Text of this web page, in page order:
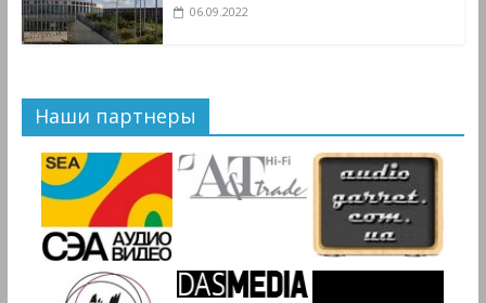
06.09.2022
Наши партнеры